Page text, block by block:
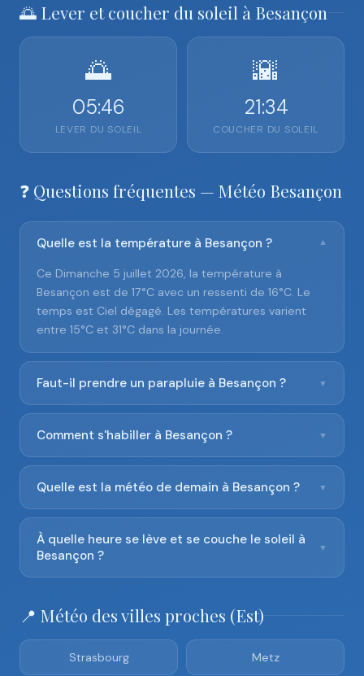
🌅 Lever et coucher du soleil à Besançon
🌅
05:46
LEVER DU SOLEIL
🌇
21:34
COUCHER DU SOLEIL
❓ Questions fréquentes — Météo Besançon
Quelle est la température à Besançon ? ▼
Ce Dimanche 5 juillet 2026, la température à
Besançon est de 17°C avec un ressenti de 16°C. Le
temps est Ciel dégagé. Les températures varient
entre 15°C et 31°C dans la journée.
Faut-il prendre un parapluie à Besançon ? ▼
Comment s'habiller à Besançon ? ▼
Quelle est la météo de demain à Besançon ? ▼
À quelle heure se lève et se couche le soleil à
Besançon ?
▼
📍 Météo des villes proches (Est)
Strasbourg Metz